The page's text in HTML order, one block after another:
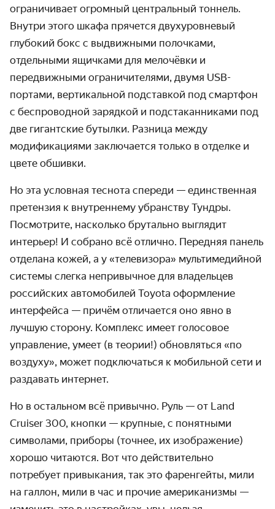
ограничивает огромный центральный тоннель.
Внутри этого шкафа прячется двухуровневый
глубокий бокс с выдвижными полочками,
отдельными ящичками для мелочёвки и
передвижными ограничителями, двумя USB-
портами, вертикальной подставкой под смартфон
с беспроводной зарядкой и подстаканниками под
две гигантские бутылки. Разница между
модификациями заключается только в отделке и
цвете обшивки.
Но эта условная теснота спереди — единственная
претензия к внутреннему убранству Тундры.
Посмотрите, насколько брутально выглядит
интерьер! И собрано всё отлично. Передняя панель
отделана кожей, а у «телевизора» мультимедийной
системы слегка непривычное для владельцев
российских автомобилей Toyota оформление
интерфейса — причём отличается оно явно в
лучшую сторону. Комплекс имеет голосовое
управление, умеет (в теории!) обновляться «по
воздуху», может подключаться к мобильной сети и
раздавать интернет.
Но в остальном всё привычно. Руль — от Land
Cruiser 300, кнопки — крупные, с понятными
символами, приборы (точнее, их изображение)
хорошо читаются. Вот что действительно
потребует привыкания, так это фаренгейты, мили
на галлон, мили в час и прочие американизмы —